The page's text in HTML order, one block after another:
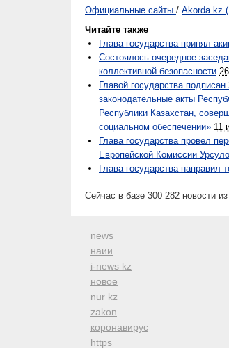
Официальные сайты / Akorda.kz
Читайте также
Глава государства принял
Состоялось очередное
коллективной безопасности
Главой государства
законодательные акты
Республики Казахстан,
социальном обеспечении» 11
Глава государства провел
Европейской Комиссии
Глава государства
Сейчас в базе 300 282 новости
news
наии
i-news kz
новое
nur kz
zakon
коронавирус
https